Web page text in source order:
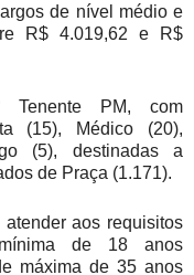
de nível médio e
R$ 4.019,62 e R$
Tenente PM, com
(15), Médico (20),
(5), destinadas a
de Praça (1.171).
aos requisitos
de 18 anos
máxima de 35 anos